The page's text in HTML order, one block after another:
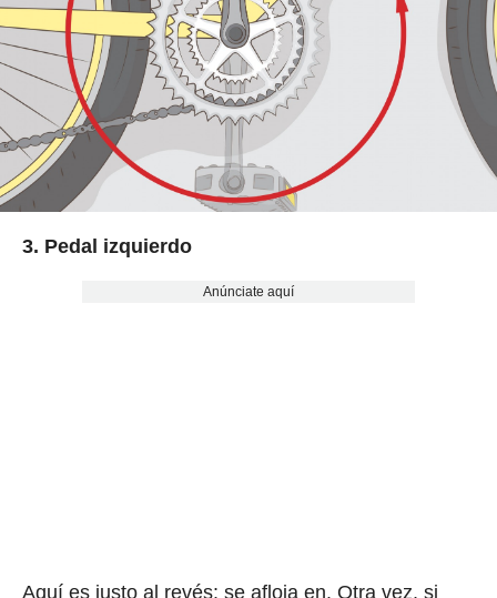
3. Pedal izquierdo
Anúnciate aquí
Aquí es justo al revés: se afloja en. Otra vez, si